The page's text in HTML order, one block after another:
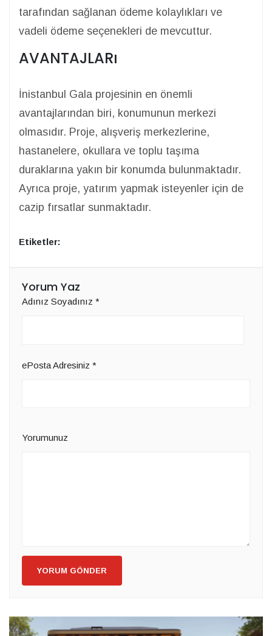
tarafından sağlanan ödeme kolaylıkları ve
vadeli ödeme seçenekleri de mevcuttur.
AVANTAJLARı
İnistanbul Gala projesinin en önemli
avantajlarından biri, konumunun merkezi
olmasıdır. Proje, alışveriş merkezlerine,
hastanelere, okullara ve toplu taşıma
duraklarına yakın bir konumda bulunmaktadır.
Ayrıca proje, yatırım yapmak isteyenler için de
cazip fırsatlar sunmaktadır.
Etiketler:
Yorum Yaz
Adınız Soyadınız *
ePosta Adresiniz *
Yorumunuz
YORUM GÖNDER